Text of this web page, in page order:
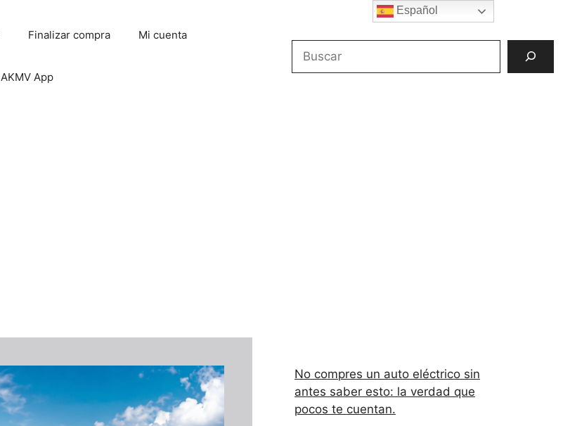
Finalizar compra Mi cuenta
AKMV App
No compres un auto eléctrico sin
antes saber esto: la verdad que
pocos te cuentan.
Español